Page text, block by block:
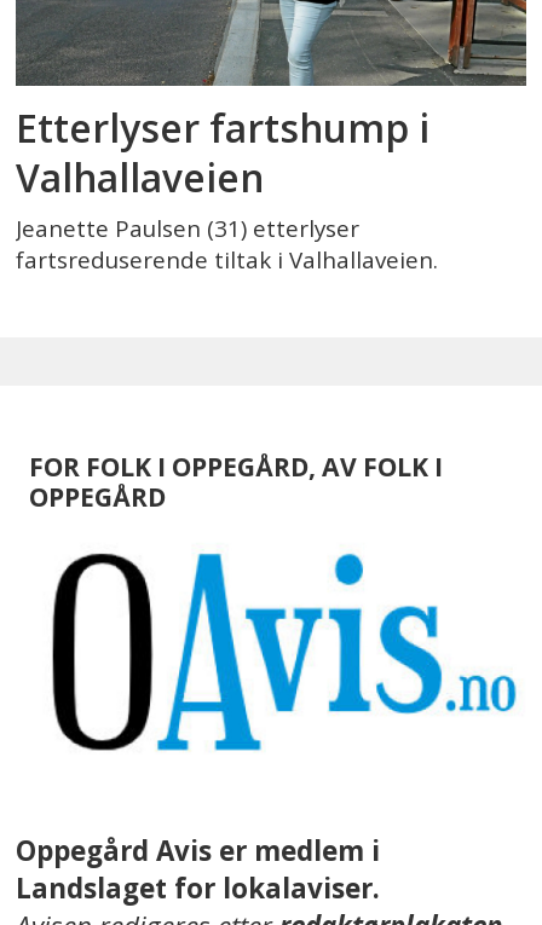
Etterlyser fartshump i
Valhallaveien
Jeanette Paulsen (31) etterlyser
fartsreduserende tiltak i Valhallaveien.
FOR FOLK I OPPEGÅRD, AV FOLK I
OPPEGÅRD
Oppegård Avis er medlem i
Landslaget for lokalaviser.